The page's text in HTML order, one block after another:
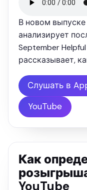
В новом
анализирует
September
рассказывает,
контента.
Слушать в
YouTube
Как
YouTube